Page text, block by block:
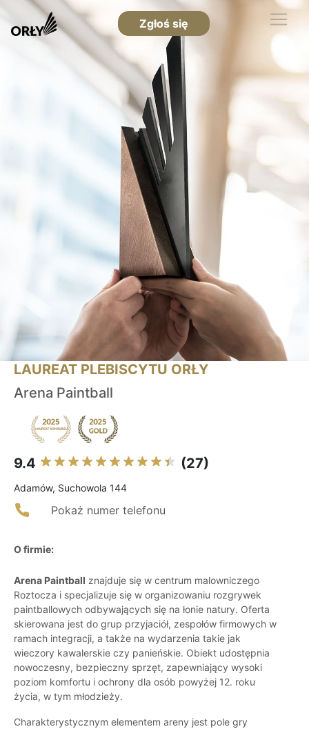
Zgłoś się
LAUREAT PLEBISCYTU ORŁY
Arena Paintball
9.4 (27)
Adamów, Suchowola 144
Pokaż numer telefonu
O firmie:
Arena Paintball znajduje się w centrum malowniczego
Roztocza i specjalizuje się w organizowaniu rozgrywek
paintballowych odbywających się na łonie natury. Oferta
skierowana jest do grup przyjaciół, zespołów firmowych w
ramach integracji, a także na wydarzenia takie jak
wieczory kawalerskie czy panieńskie. Obiekt udostępnia
nowoczesny, bezpieczny sprzęt, zapewniający wysoki
poziom komfortu i ochrony dla osób powyżej 12. roku
życia, w tym młodzieży.
Charakterystycznym elementem areny jest pole gry